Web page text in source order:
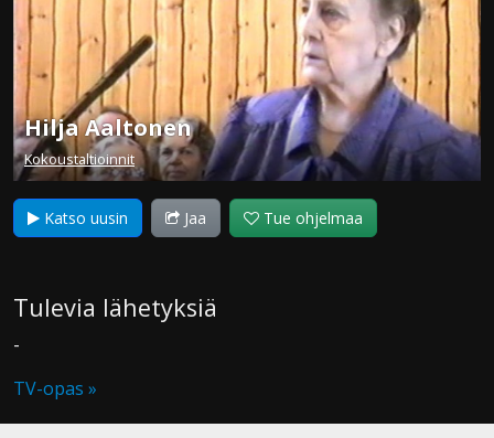
Hilja Aaltonen
Kokoustaltioinnit
Katso uusin Jaa Tue ohjelmaa
Tulevia lähetyksiä
-
TV-opas »